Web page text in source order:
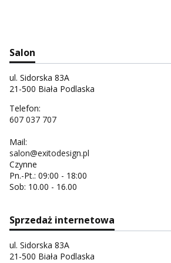
Salon
ul. Sidorska 83A
21-500 Biała Podlaska
Telefon:
607 037 707
Mail:
salon@exitodesign.pl
Czynne
Pn.-Pt.: 09:00 - 18:00
Sob: 10.00 - 16.00
Sprzedaż internetowa
ul. Sidorska 83A
21-500 Biała Podlaska